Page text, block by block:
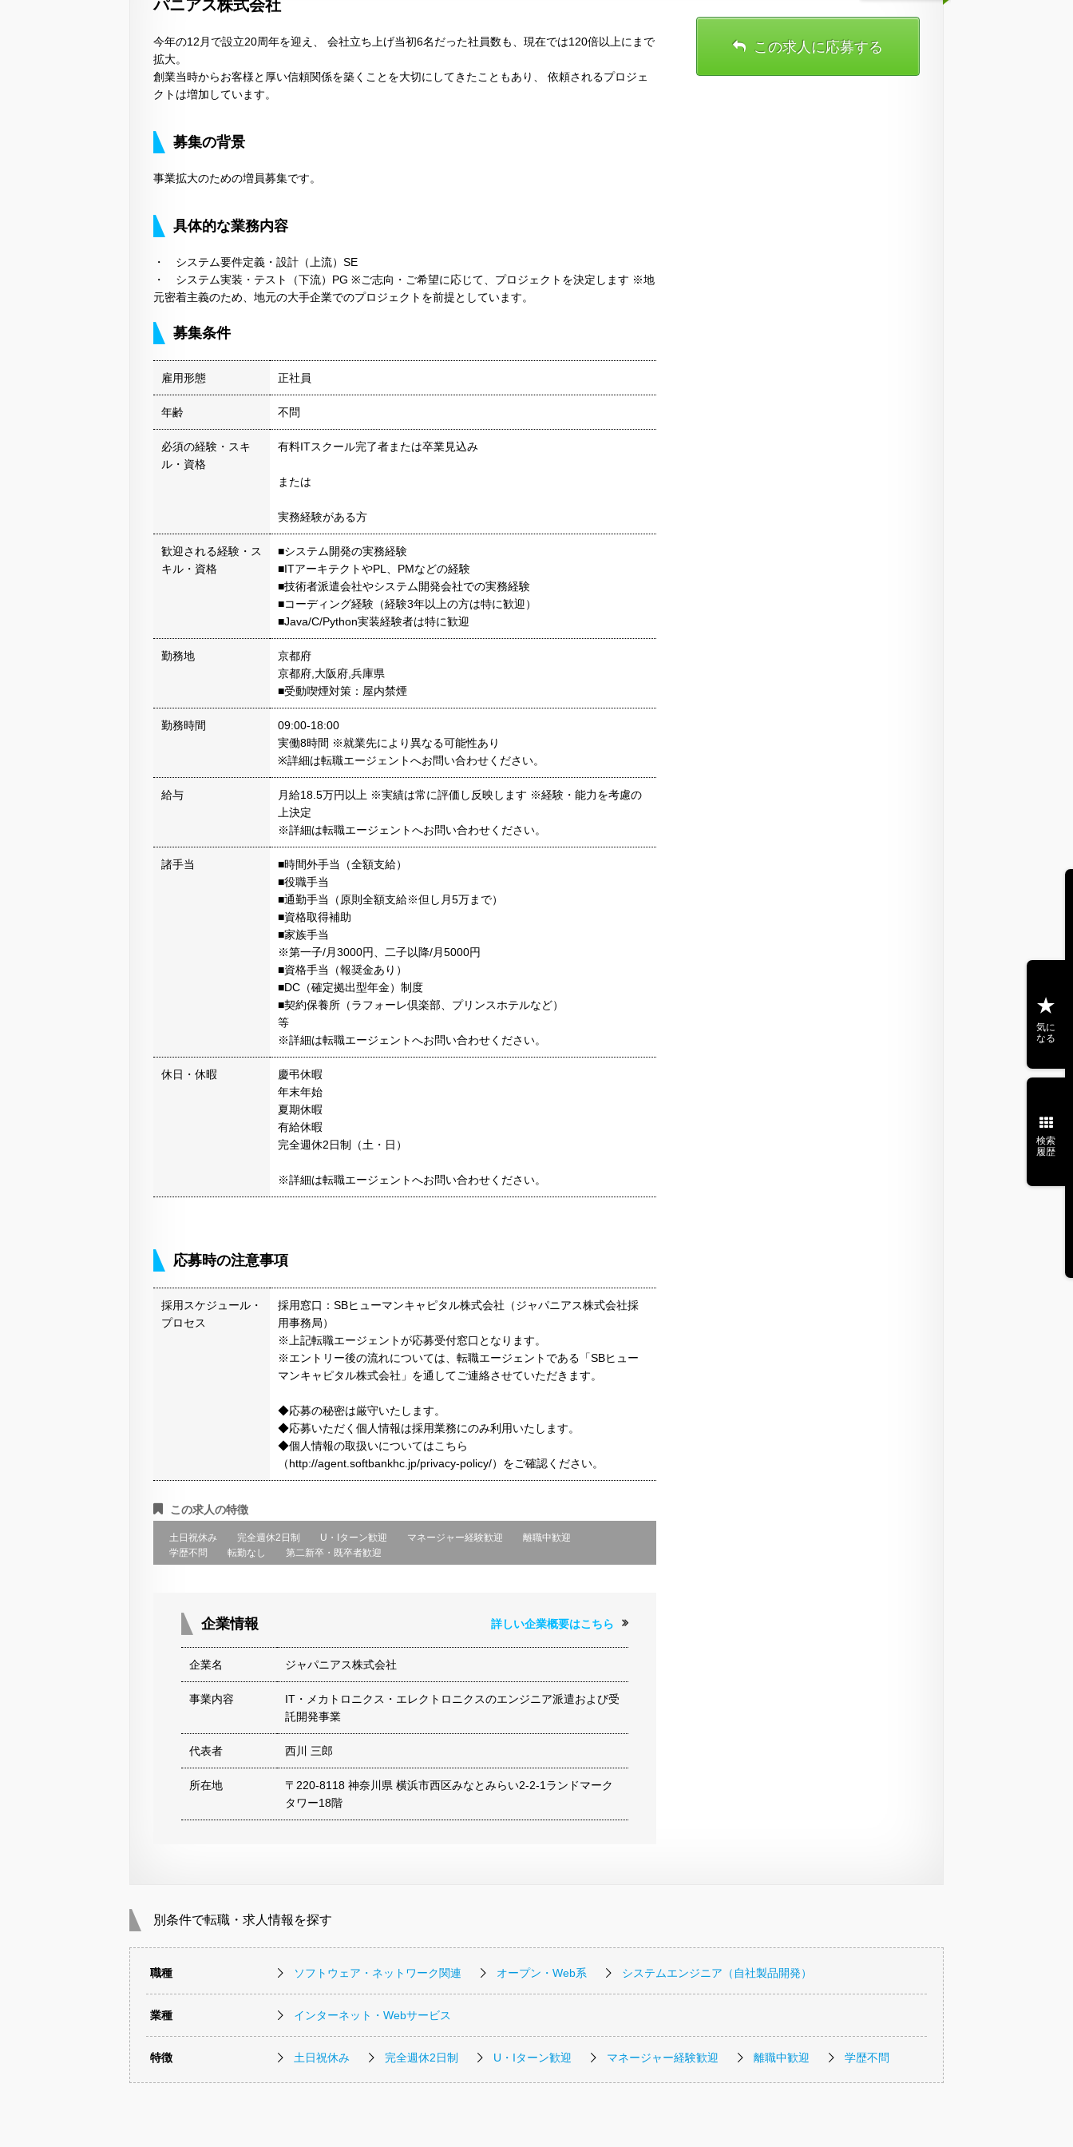
パニアス株式会社
今年の12月で設立20周年を迎え、 会社立ち上げ当初6名だった社員数も、現在では120倍以上にまで
拡大。
創業当時からお客様と厚い信頼関係を築くことを大切にしてきたこともあり、 依頼されるプロジェ
クトは増加しています。
募集の背景
事業拡大のための増員募集です。
具体的な業務内容
・ システム要件定義・設計（上流）SE
・ システム実装・テスト（下流）PG ※ご志向・ご希望に応じて、プロジェクトを決定します ※地
元密着主義のため、地元の大手企業でのプロジェクトを前提としています。
募集条件
雇用形態 正社員
年齢 不問
必須の経験・スキ
ル・資格
有料ITスクール完了者または卒業見込み
または
実務経験がある方
歓迎される経験・ス
キル・資格
■システム開発の実務経験
■ITアーキテクトやPL、PMなどの経験
■技術者派遣会社やシステム開発会社での実務経験
■コーディング経験（経験3年以上の方は特に歓迎）
■Java/C/Python実装経験者は特に歓迎
勤務地
京都府
京都府,大阪府,兵庫県
■受動喫煙対策：屋内禁煙
勤務時間
09:00-18:00
実働8時間 ※就業先により異なる可能性あり
※詳細は転職エージェントへお問い合わせください。
給与
月給18.5万円以上 ※実績は常に評価し反映します ※経験・能力を考慮の
上決定
※詳細は転職エージェントへお問い合わせください。
諸手当
■時間外手当（全額支給）
■役職手当
■通勤手当（原則全額支給※但し月5万まで）
■資格取得補助
■家族手当
※第一子/月3000円、二子以降/月5000円
■資格手当（報奨金あり）
■DC（確定拠出型年金）制度
■契約保養所（ラフォーレ倶楽部、プリンスホテルなど）
等
※詳細は転職エージェントへお問い合わせください。
休日・休暇
慶弔休暇
年末年始
夏期休暇
有給休暇
完全週休2日制（土・日）
※詳細は転職エージェントへお問い合わせください。
応募時の注意事項
採用スケジュール・
プロセス
採用窓口：SBヒューマンキャピタル株式会社（ジャパニアス株式会社採
用事務局）
※上記転職エージェントが応募受付窓口となります。
※エントリー後の流れについては、転職エージェントである「SBヒュー
マンキャピタル株式会社」を通してご連絡させていただきます。
◆応募の秘密は厳守いたします。
◆応募いただく個人情報は採用業務にのみ利用いたします。
◆個人情報の取扱いについてはこちら
（http://agent.softbankhc.jp/privacy-policy/）をご確認ください。
この求人の特徴
土日祝休み 完全週休2日制 U・Iターン歓迎 マネージャー経験歓迎
離職中歓迎
学歴不問
転勤なし 第二新卒・既卒者歓迎
企業情報 詳しい企業概要はこちら
企業名 ジャパニアス株式会社
事業内容
IT・メカトロニクス・エレクトロニクスのエンジニア派遣および受
託開発事業
代表者 西川 三郎
所在地
〒220-8118 神奈川県 横浜市西区みなとみらい2-2-1ランドマーク
タワー18階
この求人に応募する
別条件で転職・求人情報を探す
職種 ソフトウェア・ネットワーク関連 オープン・Web系 システムエンジニア（自社製品開発）
業種 インターネット・Webサービス
特徴 土日祝休み 完全週休2日制 U・Iターン歓迎 マネージャー経験歓迎 離職中歓迎 学歴不問
気に
なる
検索
履歴